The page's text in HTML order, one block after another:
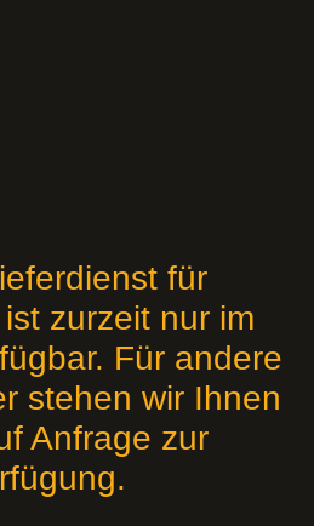
für
zurzeit nur im
Für andere
stehen wir Ihnen
Anfrage zur